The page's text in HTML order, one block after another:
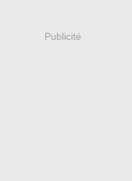
Publicité